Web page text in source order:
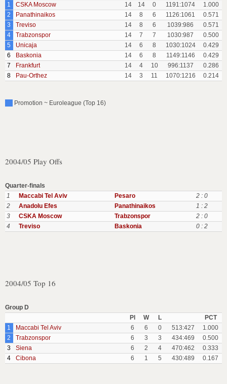
1
CSKA Moscow 14 14 0 1191:1074
1.000
2
Panathinaikos 14 8 6 1126:1061
0.571
3
Treviso 14 8 6 1039:986
0.571
4
Trabzonspor 14 7 7 1030:987
0.500
5
Unicaja 14 6 8 1030:1024
0.429
6
Baskonia 14 6 8 1149:1146
0.429
7
Frankfurt 14 4 10 996:1137
0.286
8
Pau-Orthez 14 3 11 1070:1216 0.214
Promotion ~ Euroleague (Top 16)
2004/05 Play Offs
Quarter-finals
1
Maccabi Tel Aviv Pesaro
2 : 0
2
Anadolu Efes Panathinaikos
1 : 2
3
CSKA Moscow Trabzonspor
2 : 0
4
Treviso Baskonia 0 : 2
2004/05 Top 16
Group D
Pl
W L
PCT
1
Maccabi Tel Aviv 6 6 0 513:427
1.000
2
Trabzonspor 6 3 3 434:469
0.500
3
Siena 6 2 4 470:462
0.333
4
Cibona 6 1 5 430:489 0.167